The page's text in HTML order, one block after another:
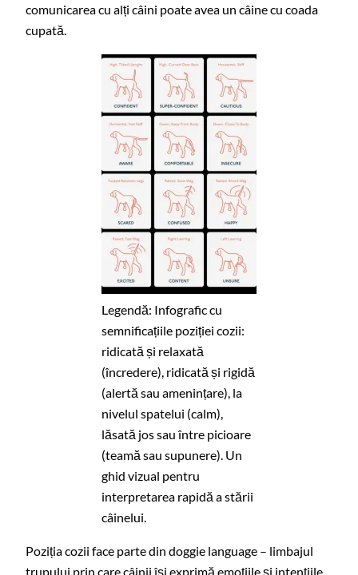
comunicarea cu alți câini poate avea un câine cu coada
cupată.
Legendă: Infografic cu
semnificațiile poziției cozii:
ridicată și relaxată
(încredere), ridicată și rigidă
(alertă sau amenințare), la
nivelul spatelui (calm),
lăsată jos sau între picioare
(teamă sau supunere). Un
ghid vizual pentru
interpretarea rapidă a stării
câinelui.
Poziția cozii face parte din doggie language – limbajul
trupului prin care câinii își exprimă emoțiile și intențiile,